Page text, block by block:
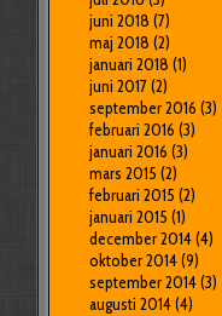
juni 2018 (7)
maj 2018 (2)
januari 2018 (1)
juni 2017(2)
september 2016 (3)
februari 2016 (3)
januari 2016 (3)
mars 2015 (2)
februari 2015 (2)
januari 2015 (1)
december 2014(4)
oktober 2014(9)
september 2014(3)
augusti 2014(4)